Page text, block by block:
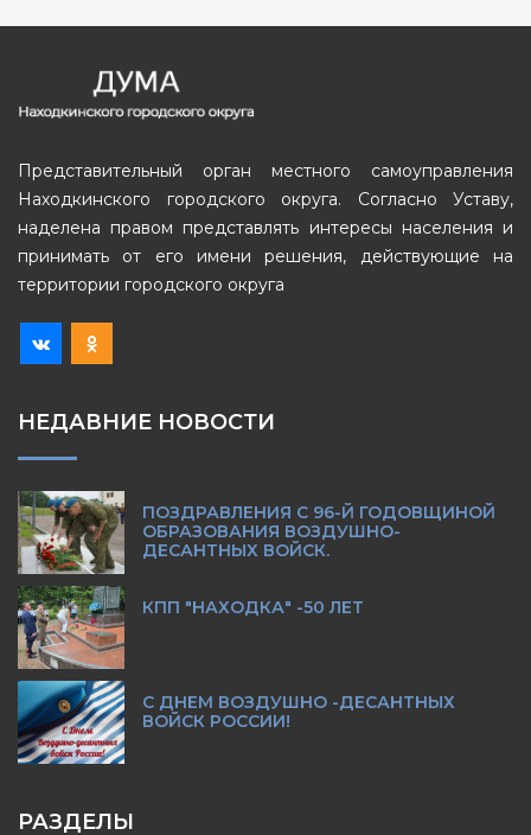
Представительный орган местного самоуправления
Находкинского городского округа. Согласно Уставу,
наделена правом представлять интересы населения и
принимать от его имени решения, действующие на
территории городского округа
НЕДАВНИЕ НОВОСТИ
ПОЗДРАВЛЕНИЯ С 96-Й ГОДОВЩИНОЙ
ОБРАЗОВАНИЯ ВОЗДУШНО-
ДЕСАНТНЫХ ВОЙСК.
КПП "НАХОДКА" -50 ЛЕТ
С ДНЕМ ВОЗДУШНО -ДЕСАНТНЫХ
ВОЙСК РОССИИ!
РАЗДЕЛЫ